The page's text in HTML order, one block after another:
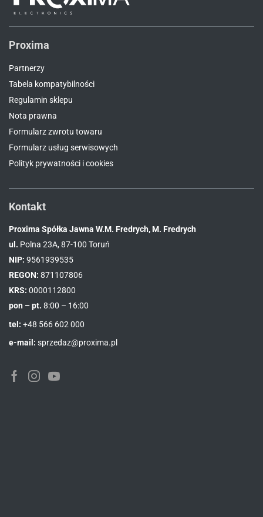
Proxima
Partnerzy
Tabela kompatybilności
Regulamin sklepu
Nota prawna
Formularz zwrotu towaru
Formularz usług serwisowych
Polityk prywatności i cookies
Kontakt
Proxima Spółka Jawna W.M. Fredrych, M. Fredrych
ul. Polna 23A, 87-100 Toruń
NIP: 9561939535
REGON: 871107806
KRS: 0000112800
pon – pt. 8:00 – 16:00
tel: +48 566 602 000
e-mail: sprzedaz@proxima.pl